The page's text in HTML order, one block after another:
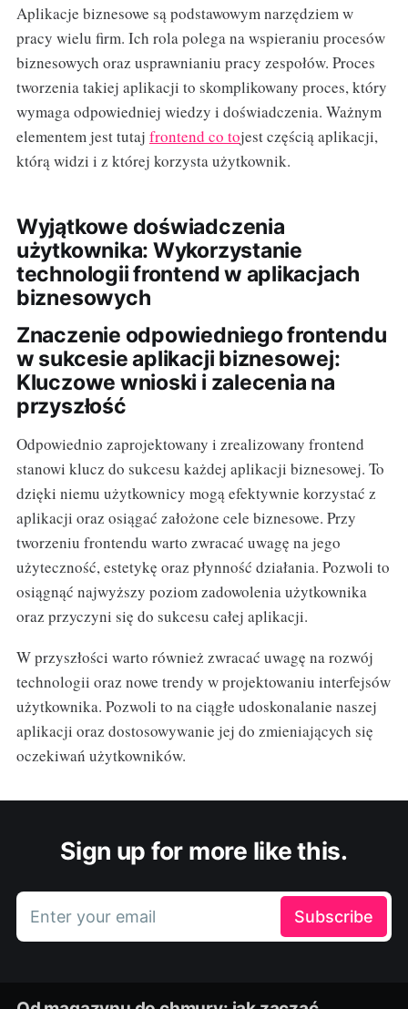
Aplikacje biznesowe są podstawowym narzędziem w
pracy wielu firm. Ich rola polega na wspieraniu procesów
biznesowych oraz usprawnianiu pracy zespołów. Proces
tworzenia takiej aplikacji to skomplikowany proces, który
wymaga odpowiedniej wiedzy i doświadczenia. Ważnym
elementem jest tutaj frontend co tojest częścią aplikacji,
którą widzi i z której korzysta użytkownik.
Wyjątkowe doświadczenia
użytkownika: Wykorzystanie
technologii frontend w aplikacjach
biznesowych
Znaczenie odpowiedniego frontendu
w sukcesie aplikacji biznesowej:
Kluczowe wnioski i zalecenia na
przyszłość
Odpowiednio zaprojektowany i zrealizowany frontend
stanowi klucz do sukcesu każdej aplikacji biznesowej. To
dzięki niemu użytkownicy mogą efektywnie korzystać z
aplikacji oraz osiągać założone cele biznesowe. Przy
tworzeniu frontendu warto zwracać uwagę na jego
użyteczność, estetykę oraz płynność działania. Pozwoli to
osiągnąć najwyższy poziom zadowolenia użytkownika
oraz przyczyni się do sukcesu całej aplikacji.
W przyszłości warto również zwracać uwagę na rozwój
technologii oraz nowe trendy w projektowaniu interfejsów
użytkownika. Pozwoli to na ciągłe udoskonalanie naszej
aplikacji oraz dostosowywanie jej do zmieniających się
oczekiwań użytkowników.
Sign up for more like this.
Enter your email Subscribe